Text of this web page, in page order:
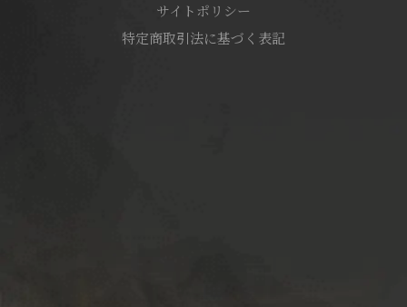
サイトポリシー
特定商取引法に基づく表記